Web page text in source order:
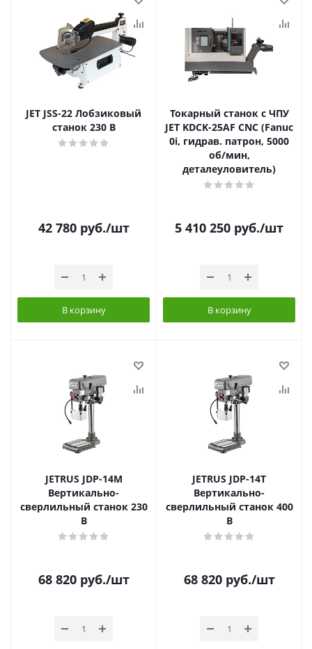
JET JSS-22 Лобзиковый
станок 230 В
42 780руб./шт
В корзину
Токарный станок с ЧПУ
JET KDCK-25AF CNC (Fanuc
0i, гидрав. патрон, 5000
об/мин,
деталеуловитель)
5 410 250 руб./шт
В корзину
JETRUS JDP-14M
Вертикально-
сверлильный станок 230
В
68 820руб./шт
JETRUS JDP-14T
Вертикально-
сверлильный станок 400
В
68 820руб./шт